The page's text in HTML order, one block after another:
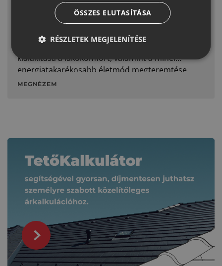
Ezekkel a támogatásokkal
finanszírozhatod a tetőépítést- és
A korszerű, mai igényeknek megfelelő otthon
kialakítása a lakókomfort, valamint a minél
energiatakarékosabb életmód megteremtése
MEGNÉZEM
ÖSSZES ELUTASÍTÁSA
RÉSZLETEK MEGJELENÍTÉSE